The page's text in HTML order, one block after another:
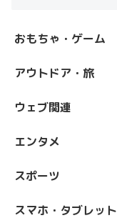
おもちゃ・ゲーム
アウトドア・旅
ウェブ関連
エンタメ
スポーツ
スマホ・タブレット